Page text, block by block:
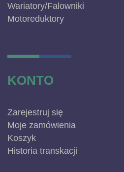
Wariatory/Falowniki
Motoreduktory
KONTO
Zarejestruj się
Moje zamówienia
Koszyk
Historia transkacji